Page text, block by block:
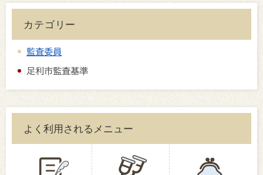
カテゴリー
監査委員
足利市監査基準
よく利用されるメニュー